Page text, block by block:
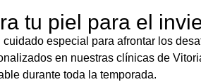
tu piel para el
cuidado especial para afrontar los
en nuestras clínicas de
durante toda la temporada.